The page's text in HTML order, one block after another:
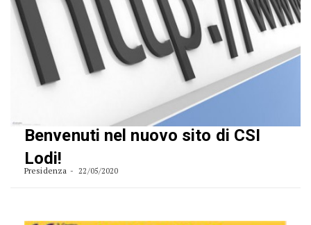
Benvenuti nel nuovo sito di CSI
Lodi!
Presidenza 22/05/2020